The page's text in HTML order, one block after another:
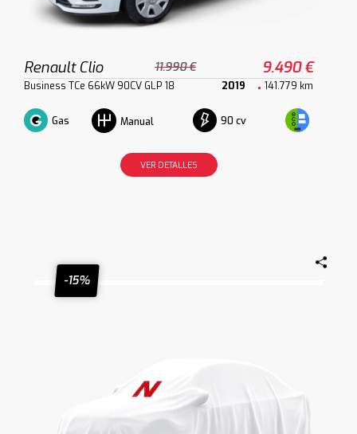
Renault Clio 11.990 € 9.490 €
Business TCe 66kW 90CV GLP 18 2019 141.779 km
Gas Manual 90 cv
VER DETALLES
-15%